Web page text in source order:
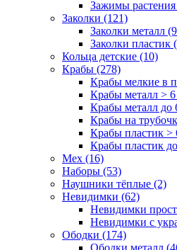
Зажимы
Заколки (121)
Заколки металл
Заколки пластик
Кольца детские (10)
Крабы (278)
Крабы мелкие в
Крабы металл >
Крабы металл до
Крабы на
Крабы пластик >
Крабы пластик
Мех (16)
Наборы (53)
Наушники тёплые (2)
Невидимки (62)
Невидимки
Невидимки с
Ободки (174)
Ободки металл